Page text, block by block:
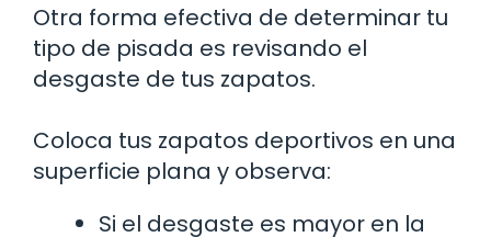
Otra forma efectiva de determinar tu
tipo de pisada es revisando el
desgaste de tus zapatos.
Coloca tus zapatos deportivos en una
superficie plana y observa:
Si el desgaste es mayor en la